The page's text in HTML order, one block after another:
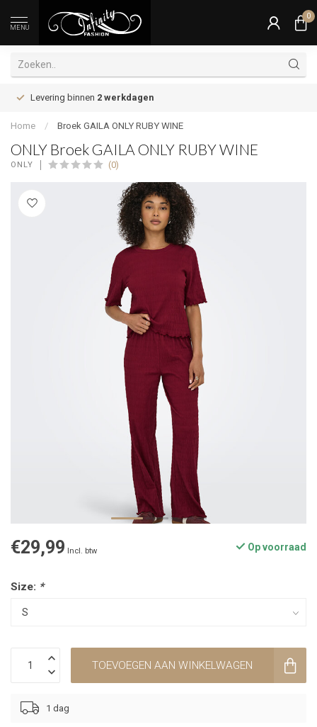
MENU
0
Levering binnen 2 werkdagen
Home / Broek GAILA ONLY RUBY WINE
ONLY Broek GAILA ONLY RUBY WINE
ONLY (0)
€29,99 Incl. btw Op voorraad
Size: *
TOEVOEGEN AAN WINKELWAGEN
1 dag